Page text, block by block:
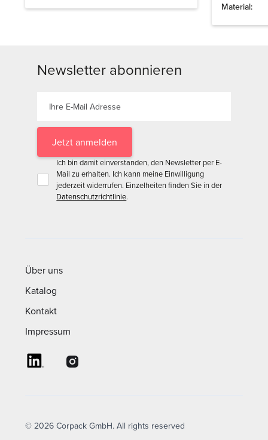
Material:
Newsletter abonnieren
Ich bin damit einverstanden, den Newsletter per E-
Mail zu erhalten. Ich kann meine Einwilligung
jederzeit widerrufen. Einzelheiten finden Sie in der
Datenschutzrichtlinie.
Über uns
Katalog
Kontakt
Impressum
© 2026 Corpack GmbH. All rights reserved